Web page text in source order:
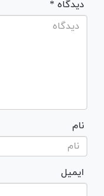
* دیدگاه
نام
ایمیل